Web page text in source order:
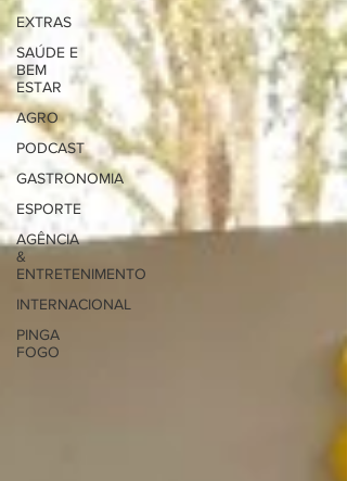
EXTRAS
SAÚDE E
BEM
ESTAR
AGRO
PODCAST
GASTRONOMIA
ESPORTE
AGÊNCIA
&
ENTRETENIMENTO
INTERNACIONAL
PINGA
FOGO